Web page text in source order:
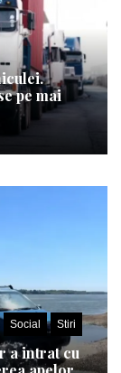
pe mai
Social Stiri
a intrat cu